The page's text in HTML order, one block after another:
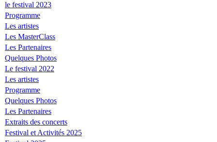
le festival 2023
Programme
Les artistes
Les MasterClass
Les Partenaires
Quelques Photos
Le festival 2022
Les artistes
Programme
Quelques Photos
Les Partenaires
Extraits des concerts
Festival et Activités 2025